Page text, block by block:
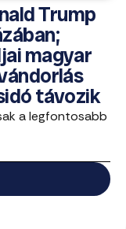
Trump
magyar
távozik
a legfontosabb